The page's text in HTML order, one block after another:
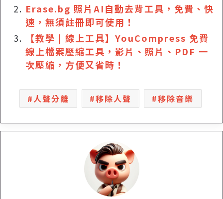
Erase.bg 照片AI自動去背工具，免費、快
速，無須註冊即可使用！
【教學 | 線上工具】YouCompress 免費
線上檔案壓縮工具，影片、照片、PDF 一
次壓縮，方便又省時！
人聲分離 移除人聲 移除音樂